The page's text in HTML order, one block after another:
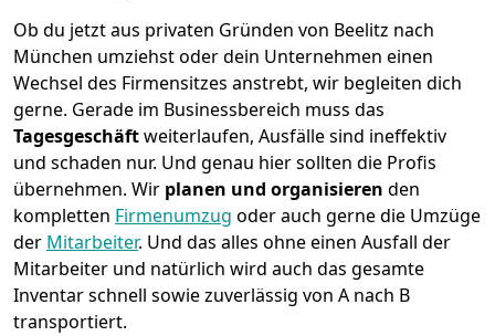
Ob du jetzt aus privaten Gründen von Beelitz nach
München umziehst oder dein Unternehmen einen
Wechsel des Firmensitzes anstrebt, wir begleiten dich
gerne. Gerade im Businessbereich muss das
Tagesgeschäftweiterlaufen, Ausfälle sind ineffektiv
und schaden nur. Und genau hier sollten die Profis
übernehmen. Wir planen und organisieren den
kompletten Firmenumzug oder auch gerne die Umzüge
der Mitarbeiter. Und das alles ohne einen Ausfall der
Mitarbeiter und natürlich wird auch das gesamte
Inventar schnell sowie zuverlässig von A nach B
transportiert.